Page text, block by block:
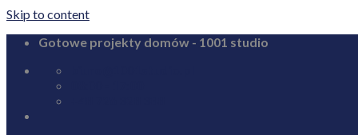
Skip to content
Gotowe projekty domów - 1001 studio